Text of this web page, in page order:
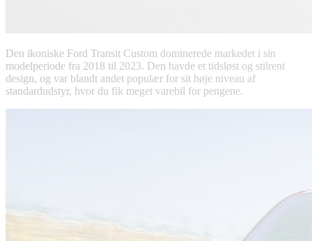
Den ikoniske Ford Transit Custom dominerede markedet i sin
modelperiode fra 2018 til 2023. Den havde et tidsløst og stilrent
design, og var blandt andet populær for sit høje niveau af
standardudstyr, hvor du fik meget varebil for pengene.